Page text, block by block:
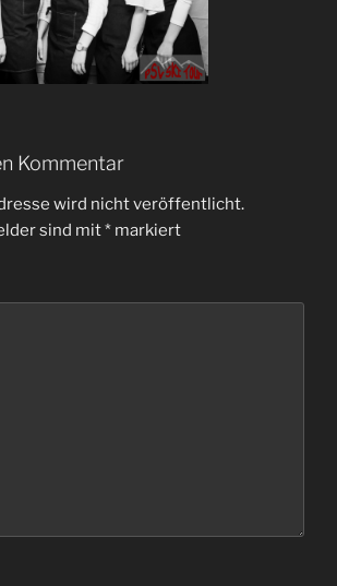
Kommentar
wird nicht veröffentlicht.
sind mit* markiert